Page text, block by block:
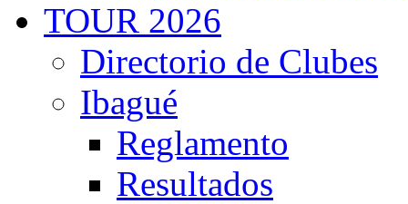
TOUR 2026
Directorio de Clubes
Ibagué
Reglamento
Resultados